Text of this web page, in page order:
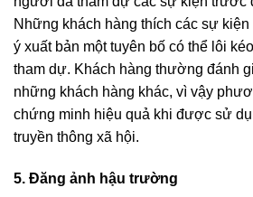
Những khách hàng thích các sự kiện
ý xuất bản một tuyên bố có thể lôi
tham dự. Khách hàng thường đánh
những khách hàng khác, vì vậy
chứng minh hiệu quả khi được sử
truyền thông xã hội.
5. Đăng ảnh hậu trường